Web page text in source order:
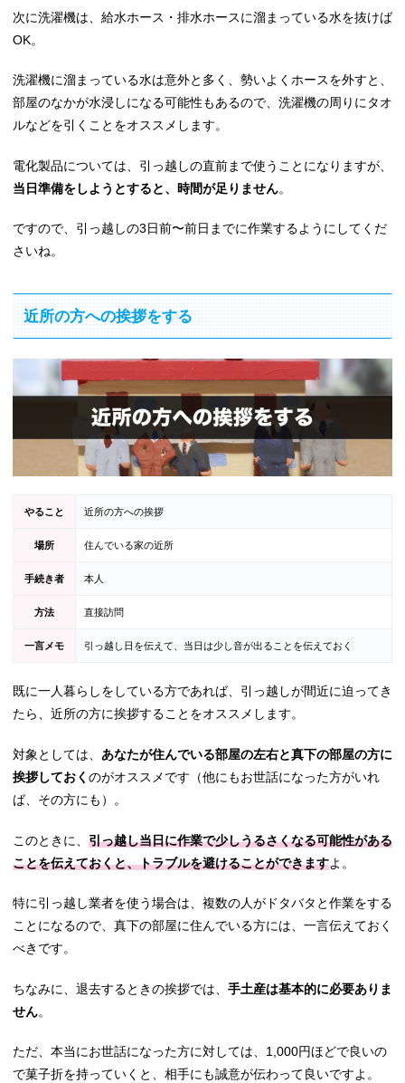
次に洗濯機は、給水ホース・排水ホースに溜まっている水を抜けば
OK。
洗濯機に溜まっている水は意外と多く、勢いよくホースを外すと、
部屋のなかが水浸しになる可能性もあるので、洗濯機の周りにタオ
ルなどを引くことをオススメします。
電化製品については、引っ越しの直前まで使うことになりますが、
当日準備をしようとすると、時間が足りません。
ですので、引っ越しの3日前〜前日までに作業するようにしてくだ
さいね。
近所の方への挨拶をする
やること 近所の方への挨拶
場所 住んでいる家の近所
手続き者 本人
方法 直接訪問
一言メモ 引っ越し日を伝えて、当日は少し音が出ることを伝えておく
既に一人暮らしをしている方であれば、引っ越しが間近に迫ってき
たら、近所の方に挨拶することをオススメします。
対象としては、 あなたが住んでいる部屋の左右と真下の部屋の方に
挨拶しておく のがオススメです（他にもお世話になった方がいれ
ば、その方にも）。
このときに、 引っ越し当日に作業で少しうるさくなる可能性がある
ことを伝えておくと、トラブルを避けることができますよ。
特に引っ越し業者を使う場合は、複数の人がドタバタと作業をする
ことになるので、真下の部屋に住んでいる方には、一言伝えておく
べきです。
ちなみに、退去するときの挨拶では、 手土産は基本的に必要ありま
せん。
ただ、本当にお世話になった方に対しては、1,000円ほどで良いの
で菓子折を持っていくと、相手にも誠意が伝わって良いですよ。